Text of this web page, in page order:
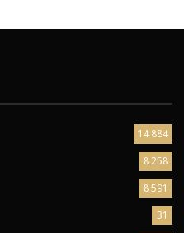
14.884
8.258
8.591
31